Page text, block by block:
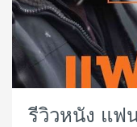
รีวิวหนัง แฟ